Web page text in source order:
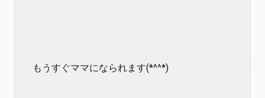
もうすぐママになられます(*^^*)